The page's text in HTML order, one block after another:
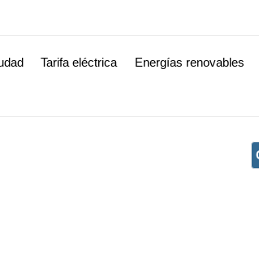
Tarifa eléctrica Energías renovables